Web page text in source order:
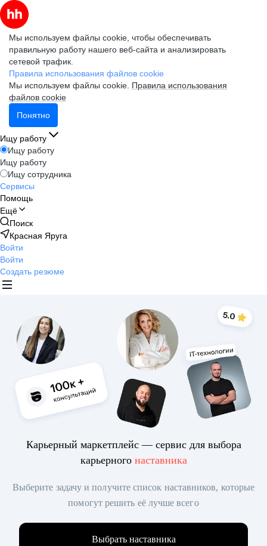
Мы используем файлы cookie, чтобы обеспечивать
правильную работу нашего веб-сайта и анализировать
сетевой трафик.
Правила использования файлов cookie
Мы используем файлы cookie. Правила использования
файлов cookie
Понятно
Ищу работу
Ищу работу
Ищу работу
Ищу сотрудника
Сервисы
Помощь
Ещё
Поиск
Красная Яруга
Войти
Войти
Создать резюме
Карьерный маркетплейс — сервис для выбора
карьерного наставника
Выберите задачу и получите список наставников, которые
помогут решить её лучше всего
Выбрать наставника